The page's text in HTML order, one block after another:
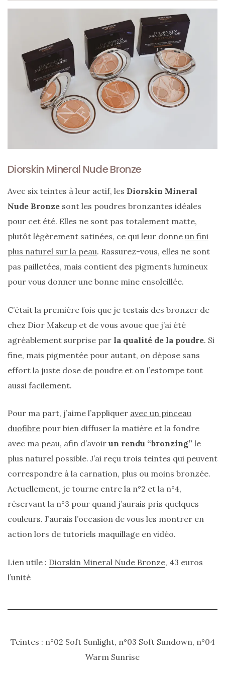
sélection
pour
Les
sacs
tendances
printemps
2026
ma
sélection
chic
et
pratique
au
quotidien
09/05/2026
Diorskin Mineral Nude Bronze
Avec six teintes à leur actif, les Diorskin Mineral
Nude Bronze sont les poudres bronzantes idéales
pour cet été. Elles ne sont pas totalement matte,
plutôt légèrement satinées, ce qui leur donne un fini
plus naturel sur la peau. Rassurez-vous, elles ne sont
pas pailletées, mais contient des pigments lumineux
pour vous donner une bonne mine ensoleillée.
C’était la première fois que je testais des bronzer de
chez Dior Makeup et de vous avoue que j’ai été
agréablement surprise par la qualité de la poudre. Si
fine, mais pigmentée pour autant, on dépose sans
effort la juste dose de poudre et on l’estompe tout
aussi facilement.
Pour ma part, j’aime l’appliquer avec un pinceau
duofibre pour bien diffuser la matière et la fondre
avec ma peau, afin d’avoir un rendu “bronzing” le
plus naturel possible. J’ai reçu trois teintes qui peuvent
correspondre à la carnation, plus ou moins bronzée.
Actuellement, je tourne entre la n°2 et la n°4,
réservant la n°3 pour quand j’aurais pris quelques
couleurs. J’aurais l’occasion de vous les montrer en
action lors de tutoriels maquillage en vidéo.
Lien utile : Diorskin Mineral Nude Bronze, 43 euros
l’unité
Teintes : n°02 Soft Sunlight, n°03 Soft Sundown, n°04
Warm Sunrise